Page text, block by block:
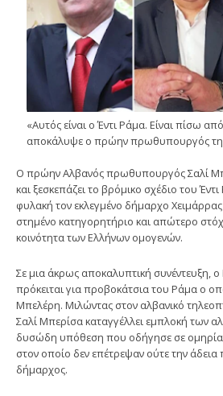
«Αυτός είναι ο Έντι Ράμα. Είναι πίσω
αποκάλυψε ο πρώην πρωθυπουργός
Ο πρώην Αλβανός πρωθυπουργός Σαλί
και ξεσκεπάζει το βρόμικο σχέδιο του
φυλακή τον εκλεγμένο δήμαρχο
στημένο κατηγορητήριο και απώτερο
κοινότητα των Ελλήνων ομογενών.
Σε μια άκρως αποκαλυπτική συνέντευξη,
πρόκειται για προβοκάτσια του Ράμα ο
Μπελέρη. Μιλώντας στον αλβανικό
Σαλί Μπερίσα καταγγέλλει εμπλοκή των
δυσώδη υπόθεση που οδήγησε σε
στον οποίο δεν επέτρεψαν ούτε την άδεια
δήμαρχος.